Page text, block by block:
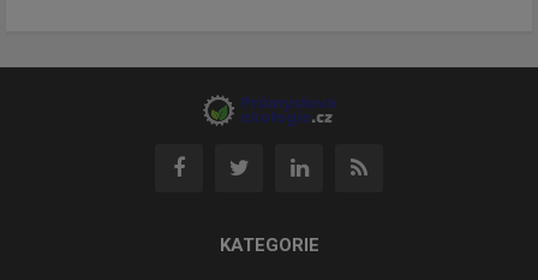
KATEGORIE